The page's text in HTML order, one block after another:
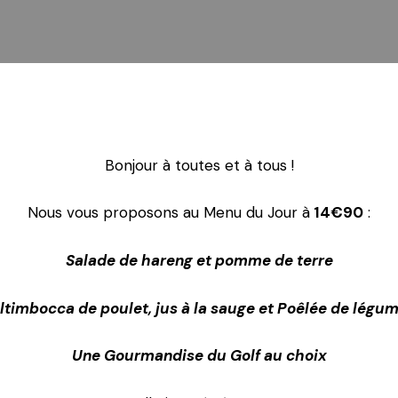
Bonjour à toutes et à tous !
Nous vous proposons au Menu du Jour à 14€90 :
Salade de hareng et pomme de terre
de poulet, jus à la sauge et Poêlée de
Une Gourmandise du Golf au choix